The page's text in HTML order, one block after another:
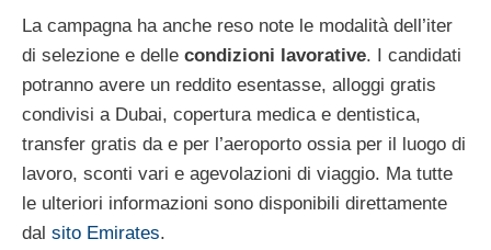
La campagna ha anche reso note le modalità dell’iter
di selezione e delle condizioni lavorative. I candidati
potranno avere un reddito esentasse, alloggi gratis
condivisi a Dubai, copertura medica e dentistica,
transfer gratis da e per l’aeroporto ossia per il luogo di
lavoro, sconti vari e agevolazioni di viaggio. Ma tutte
le ulteriori informazioni sono disponibili direttamente
dal sito Emirates.